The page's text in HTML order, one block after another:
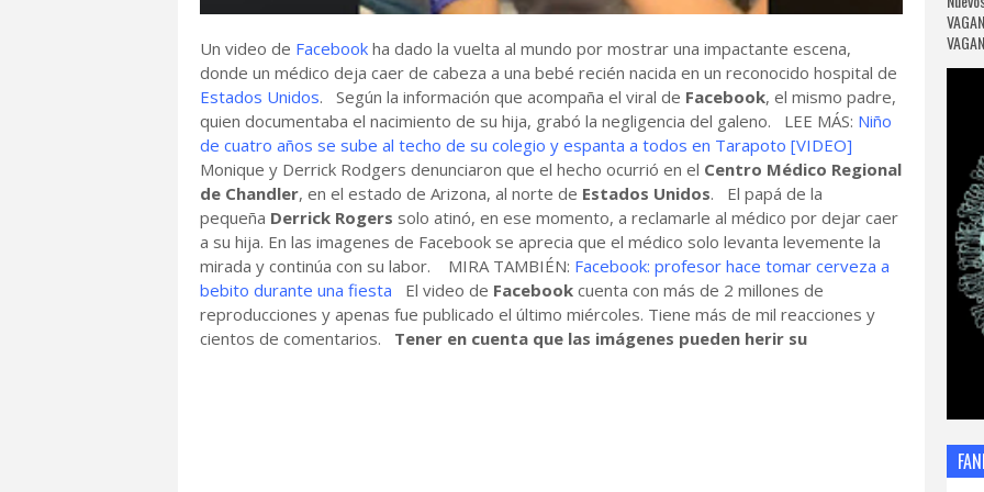
Un video de Facebook ha dado la vuelta al mundo por mostrar una impactante escena,
donde un médico deja caer de cabeza a una bebé recién nacida en un reconocido hospital de
Estados Unidos. Según la información que acompaña el viral de Facebook, el mismo padre,
quien documentaba el nacimiento de su hija, grabó la negligencia del galeno. LEE MÁS: Niño
de cuatro años se sube al techo de su colegio y espanta a todos en Tarapoto [VIDEO]
Monique y Derrick Rodgers denunciaron que el hecho ocurrió en el Centro Médico Regional
de Chandler, en el estado de Arizona, al norte de Estados Unidos. El papá de la
pequeña Derrick Rogers solo atinó, en ese momento, a reclamarle al médico por dejar caer
a su hija. En las imagenes de Facebook se aprecia que el médico solo levanta levemente la
mirada y continúa con su labor. MIRA TAMBIÉN: Facebook: profesor hace tomar cerveza a
bebito durante una fiesta El video de Facebook cuenta con más de 2 millones de
reproducciones y apenas fue publicado el último miércoles. Tiene más de mil reacciones y
cientos de comentarios. Tener en cuenta que las imágenes pueden herir su